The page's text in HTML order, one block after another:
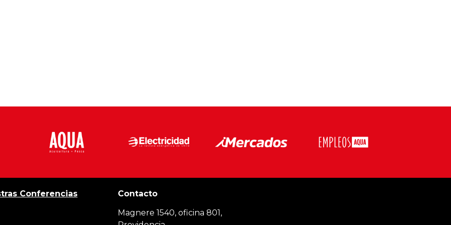
Conferencias Contacto
Magnere 1540, oficina 801,